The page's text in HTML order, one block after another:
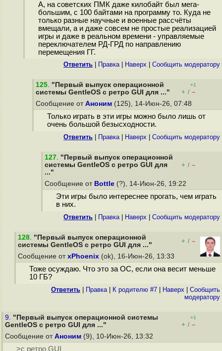
А, на советских ПМК даже килобайт был мега-
большим, с 100 байтами на программу то. Куда не
только разные научные и военные рассчёты
вмещали, а и даже совсем не простые реализацией
игры и даже в реальном времени - управляемые
переключателем РД-ГРД по направлению
перемещения ГГ.
Ответить Правка| Наверх Cообщить модератору
125. "Первый выпуск операционной
системы GentleOS с ретро GUI для ..."
+1
+ / –
Сообщение от Аноним (125), 14-Июн-26, 07:48
Только играть в эти игры можно было лишь от
очень большой безысходности.
Ответить Правка| Наверх Cообщить модератору
127. "Первый выпуск операционной
системы GentleOS с ретро GUI для
..."
+ / –
Сообщение от Bottle (?), 14-Июн-26, 19:22
Эти игры было интереснее прогать, чем играть
в них.
Ответить Правка| Наверх Cообщить модератору
128. "Первый выпуск операционной
системы GentleOS с ретро GUI для ..."
+ / –
Сообщение от xPhoenix (ok), 16-Июн-26, 13:33
Тоже осуждаю. Что это за ОС, если она весит меньше
10 ГБ?
Ответить Правка| К родителю #7 Наверх
Cообщить
модератору
9. "Первый выпуск операционной системы
GentleOS с ретро GUI для ..."
+1
+ / –
Сообщение от Аноним (9), 10-Июн-26, 13:32
>с ретро GUI